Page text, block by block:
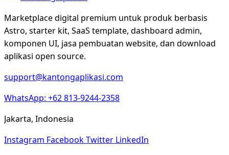
Marketplace digital premium untuk produk berbasis
Astro, starter kit, SaaS template, dashboard admin,
komponen UI, jasa pembuatan website, dan download
aplikasi open source.
support@kantongaplikasi.com
WhatsApp: +62 813-9244-2358
Jakarta, Indonesia
Instagram FacebookTwitter LinkedIn